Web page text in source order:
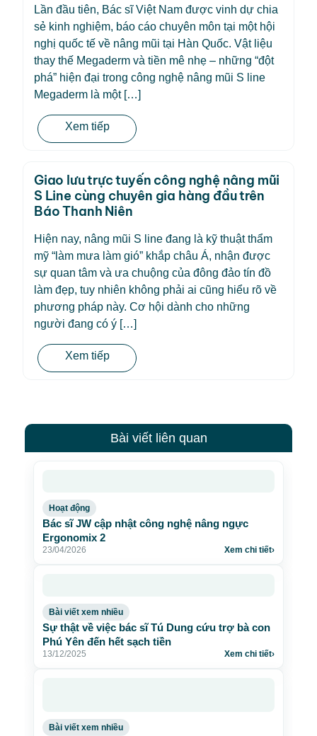
Lần đầu tiên, Bác sĩ Việt Nam được vinh dự chia
sẻ kinh nghiệm, báo cáo chuyên môn tại một hội
nghị quốc tế về nâng mũi tại Hàn Quốc. Vật liệu
thay thế Megaderm và tiền mê nhẹ – những “đột
phá” hiện đại trong công nghệ nâng mũi S line
Megaderm là một […]
Xem tiếp
Giao lưu trực tuyến công nghệ nâng mũi
S Line cùng chuyên gia hàng đầu trên
Báo Thanh Niên
Hiện nay, nâng mũi S line đang là kỹ thuật thẩm
mỹ “làm mưa làm gió” khắp châu Á, nhận được
sự quan tâm và ưa chuộng của đông đảo tín đồ
làm đẹp, tuy nhiên không phải ai cũng hiểu rõ về
phương pháp này. Cơ hội dành cho những
người đang có ý […]
Xem tiếp
Bài viết liên quan
Hoạt động
Bác sĩ JW cập nhật công nghệ nâng ngực
Ergonomix 2
23/04/2026 Xem chi tiết›
Bài viết xem nhiều
Sự thật về việc bác sĩ Tú Dung cứu trợ bà con
Phú Yên đến hết sạch tiền
13/12/2025 Xem chi tiết›
Bài viết xem nhiều